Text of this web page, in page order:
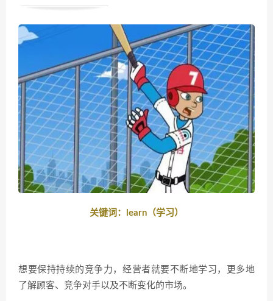
关键词：learn（学习）
想要保持持续的竞争力，经营者就要不断地学习，更多地
了解顾客、竞争对手以及不断变化的市场。